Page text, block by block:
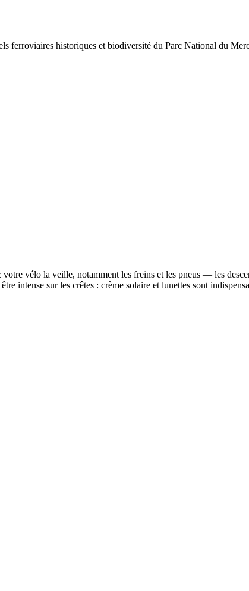
ferroviaires historiques et biodiversité du Parc National du
vélo la veille, notamment les freins et les pneus — les
intense sur les crêtes : crème solaire et lunettes sont